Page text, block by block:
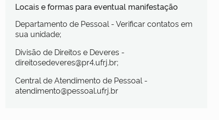
Locais e formas para eventual manifestação
Departamento de Pessoal - Verificar contatos em
sua unidade;
Divisão de Direitos e Deveres -
direitosedeveres@pr4.ufrj.br;
Central de Atendimento de Pessoal -
atendimento@pessoal.ufrj.br